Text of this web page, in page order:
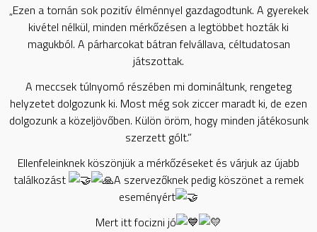
„Ezen a tornán sok pozitív élménnyel gazdagodtunk. A gyerekek
kivétel nélkül, minden mérkőzésen a legtöbbet hozták ki
magukból. A párharcokat bátran felvállava, céltudatosan
játszottak.
A meccsek túlnyomó részében mi domináltunk, rengeteg
helyzetet dolgozunk ki. Most még sok ziccer maradt ki, de ezen
dolgozunk a közeljövőben. Külön öröm, hogy minden játékosunk
szerzett gólt.”
Ellenfeleinknek köszönjük a mérkőzéseket és várjuk az újabb
találkozást
A szervezőknek pedig köszönet a remek
eseményért
Mert itt focizni jó